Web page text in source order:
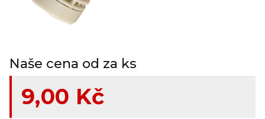
Naše cena od za ks
9,00 Kč